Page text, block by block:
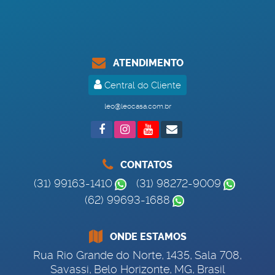
ATENDIMENTO
Central do Cliente
leo@leocasa.com.br
CONTATOS
(31) 99163-1410
(31) 98272-9009
(62) 99693-1688
ONDE ESTAMOS
Rua Rio Grande do Norte, 1435, Sala 708,
Savassi, Belo Horizonte, MG, Brasil